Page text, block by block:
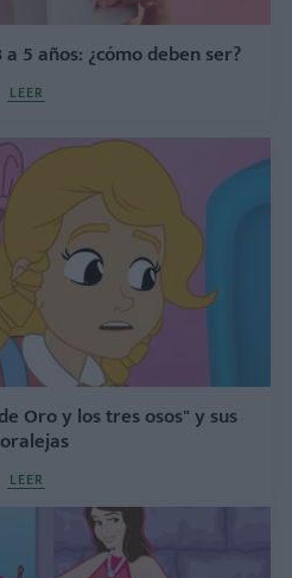
5 años: ¿cómo deben ser?
LEER
Oro y los tres osos" y sus
LEER